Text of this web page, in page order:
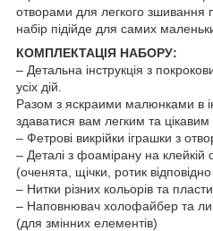
отворами для легкого зшивання
набір підійде для самих
КОМПЛЕКТАЦІЯ НАБОРУ:
– Детальна інструкція з
усіх дій.
Разом з яскраими малюнками в
здаватися вам легким та цікавим
– Фетрові викрійки іграшки з
– Деталі з фоамірану на клейкій
(оченята, щічки, ротик
– Нитки різних кольорів та
– Наповнювач холофайбер та
(для змінних елементів)